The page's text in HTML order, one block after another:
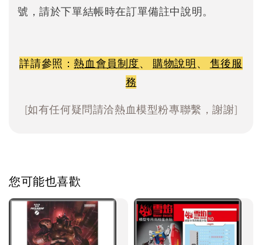
號，請於下單結帳時在訂單備註中說明。
詳請參照：熱血會員制度、 購物說明、 售後服
務
[如有任何疑問請洽熱血模型粉專聯繫，謝謝]
您可能也喜歡